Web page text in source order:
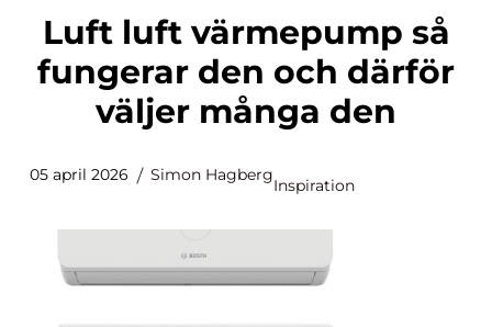
Luft luft värmepump så
fungerar den och därför
väljer många den
05 april 2026 Simon Hagberg
Inspiration